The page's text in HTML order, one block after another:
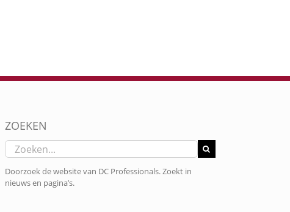
ZOEKEN
Zoeken
naar:
Doorzoek de website van DC Professionals. Zoekt in
nieuws en pagina’s.